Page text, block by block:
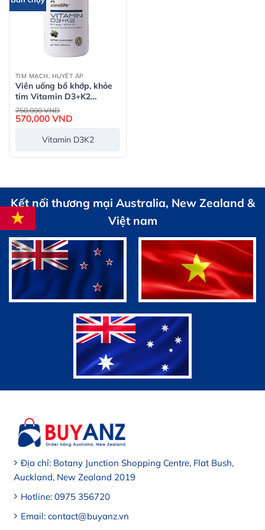
TIM MẠCH, HUYẾT ÁP
Viên uống bổ khớp, khỏe
tim Vitamin D3+K2
XtendLife (60 viên)
750,000VND
gốc
là:
570,000 VNDGiá
là:
Vitamin D3K2
Kết nối thương mại Australia, New Zealand &
Việt nam
Địa chỉ: Botany Junction Shopping Centre, Flat Bush,
Auckland, New Zealand 2019
Hotline: 0975 356720
Email: contact@buyanz.vn